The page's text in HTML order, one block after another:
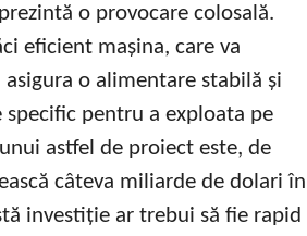
o provocare colosală.
eficient mașina, care va
o alimentare stabilă și
pentru a exploata pe
astfel de proiect este, de
câteva miliarde de dolari în
investiție ar trebui să fie rapid